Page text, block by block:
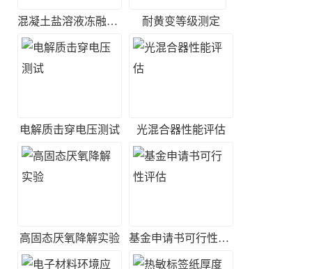
混凝土盐溶液冻融试验 耐黄变等级测定
电解质击穿电压测试 光混合器性能评估
高固态厌氧降解实验 基金申请书可行性评估